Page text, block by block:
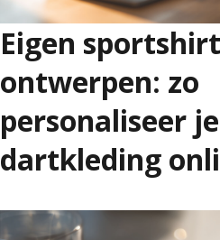
Eigen
ontwerpen: zo
personaliseer je
dartkleding